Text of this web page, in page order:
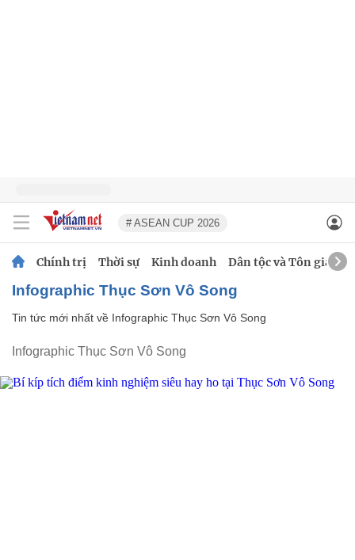
# ASEAN CUP 2026
Chính trị Thời sự Kinh doanh Dân tộc và Tôn giáo
Infographic Thục Sơn Vô Song
Tin tức mới nhất về Infographic Thục Sơn Vô Song
Infographic Thục Sơn Vô Song